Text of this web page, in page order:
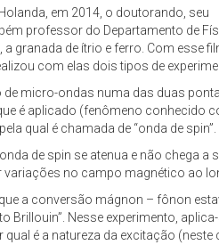
em 2014, o doutorando, seu
professor do Departamento de
granada de ítrio e ferro. Com esse
com elas dois tipos de
micro-ondas numa das duas
é aplicado (fenômeno conhecido
qual é chamada de “onda de spin”.
de spin se atenua e não chega
no campo magnético ao
a conversão mágnon – fônon
Nesse experimento,
é a natureza da excitação